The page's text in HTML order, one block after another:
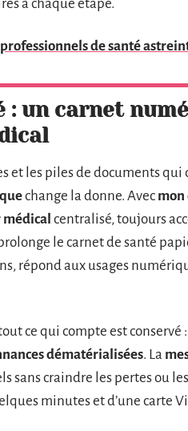
à chaque étape.
de santé
: un carnet
et les piles de documents
change la donne. Avec mon
médical centralisé, toujours
le carnet de santé
répond aux usages
ce qui compte est conservé :
dématérialisées. La
sans craindre les pertes ou
minutes et d’une carte